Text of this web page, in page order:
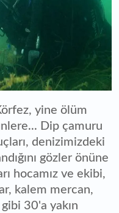
yine ölüm
Dip çamuru
denizimizdeki
gözler önüne
hocamız ve ekibi,
kalem mercan,
30'a yakın